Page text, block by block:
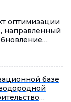
оптимизации
направленный
базе